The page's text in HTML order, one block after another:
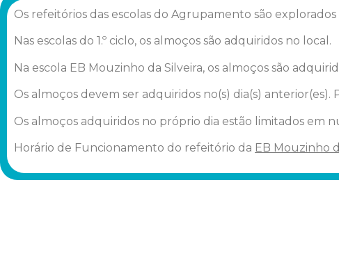
Os refeitórios das escolas do Agrupamento são
Nas escolas do 1.º ciclo, os almoços são adquiridos no local.
Na escola EB Mouzinho da Silveira, os almoços são
Os almoços devem ser adquiridos no(s) dia(s) anterior(es).
Os almoços adquiridos no próprio dia estão limitados em
Horário de Funcionamento do refeitório da EB Mouzinho